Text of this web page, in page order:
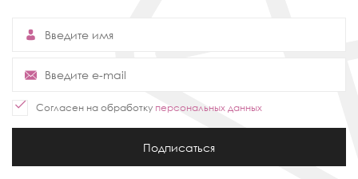
Согласен на обработку персональных данных
Подписаться